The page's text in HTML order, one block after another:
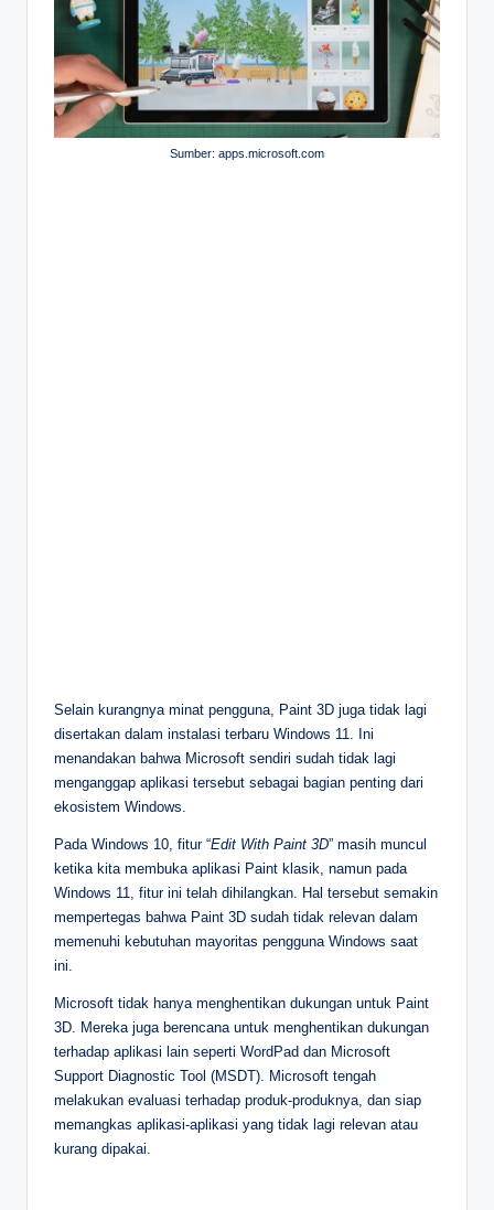
Sumber: apps.microsoft.com
Selain kurangnya minat pengguna, Paint 3D juga tidak lagi
disertakan dalam instalasi terbaru Windows 11. Ini
menandakan bahwa Microsoft sendiri sudah tidak lagi
menganggap aplikasi tersebut sebagai bagian penting dari
ekosistem Windows.
Pada Windows 10, fitur “Edit With Paint 3D” masih muncul
ketika kita membuka aplikasi Paint klasik, namun pada
Windows 11, fitur ini telah dihilangkan. Hal tersebut semakin
mempertegas bahwa Paint 3D sudah tidak relevan dalam
memenuhi kebutuhan mayoritas pengguna Windows saat
ini.
Microsoft tidak hanya menghentikan dukungan untuk Paint
3D. Mereka juga berencana untuk menghentikan dukungan
terhadap aplikasi lain seperti WordPad dan Microsoft
Support Diagnostic Tool (MSDT). Microsoft tengah
melakukan evaluasi terhadap produk-produknya, dan siap
memangkas aplikasi-aplikasi yang tidak lagi relevan atau
kurang dipakai.